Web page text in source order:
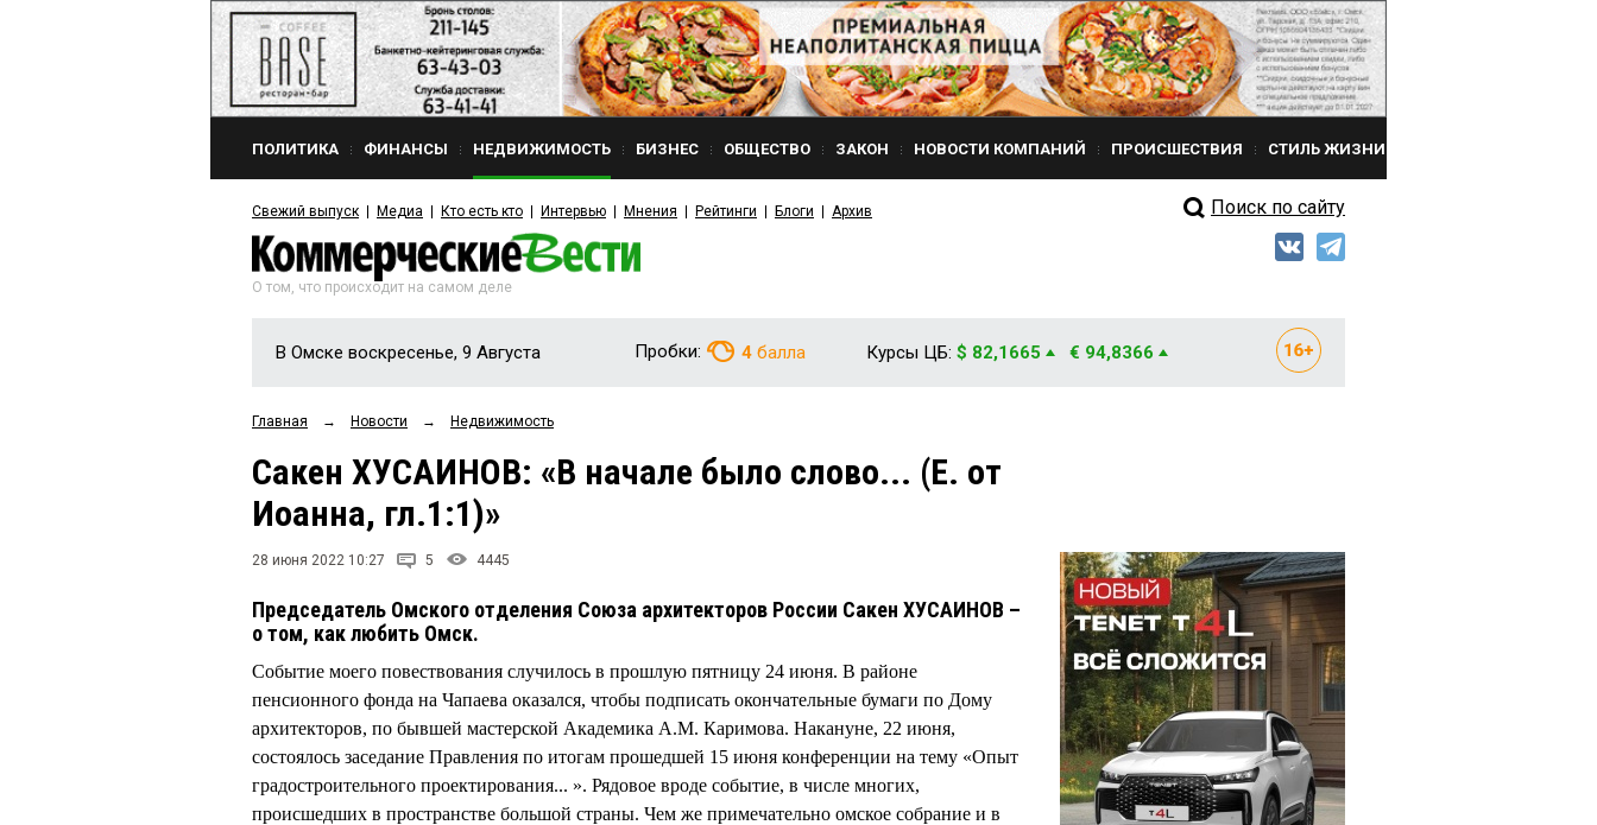
ПОЛИТИКА ФИНАНСЫ НЕДВИЖИМОСТЬ БИЗНЕС ОБЩЕСТВО ЗАКОН НОВОСТИ КОМПАНИЙ ПРОИСШЕСТВИЯ СТИЛЬ ЖИЗНИ
Свежий выпуск Медиа Кто есть кто Интервью Мнения Рейтинги Блоги Архив Поиск по сайту
О том, что происходит на самом деле
В Омске воскресенье, 9 Августа Пробки: 4 балла Курсы ЦБ: $ 82,1665 € 94,8366
Главная → Новости → Недвижимость
Сакен ХУСАИНОВ: «В начале было слово... (Е. от
Иоанна, гл.1:1)»
28 июня 2022 10:27 5 4445
Председатель Омского отделения Союза архитекторов России Сакен ХУСАИНОВ –
о том, как любить Омск.
Событие моего повествования случилось в прошлую пятницу 24 июня. В районе
пенсионного фонда на Чапаева оказался, чтобы подписать окончательные бумаги по Дому
архитекторов, по бывшей мастерской Академика А.М. Каримова. Накануне, 22 июня,
состоялось заседание Правления по итогам прошедшей 15 июня конференции на тему «Опыт
градостроительного проектирования... ». Рядовое вроде событие, в числе многих,
происшедших в пространстве большой страны. Чем же примечательно омское собрание и в